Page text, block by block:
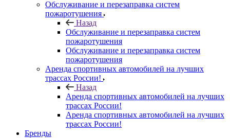
Обслуживание и перезаправка систем
пожаротушения
Назад
Обслуживание и перезаправка систем
пожаротушения
Обслуживание и перезаправка систем
пожаротушения
Аренда спортивных автомобилей на лучших
трассах России!
Назад
Аренда спортивных автомобилей на лучших
трассах России!
Аренда спортивных автомобилей на лучших
трассах России!
Бренды